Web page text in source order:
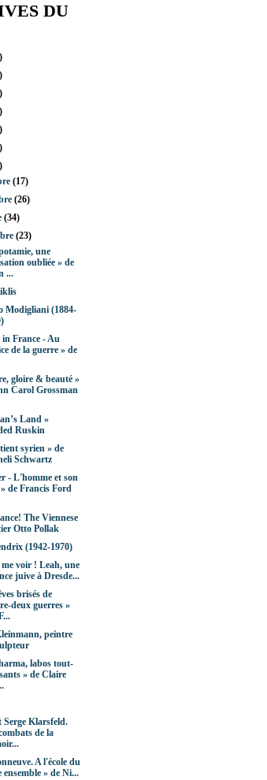
DU
(17)
(26)
(34)
(23)
une
oubliée » de
...
Modigliani (1884-
in France - Au
de la guerre » de
gloire & beauté »
Carol Grossman
Land »
Ruskin
syrien » de
Schwartz
- L'homme et son
de Francis Ford
The Viennese
Otto Pollak
(1942-1970)
me voir ! Leah, une
juive à Dresde...
brisés de
deux guerres »
peintre
labos tout-
» de Claire
Serge Klarsfeld.
de la
A l'école du
ensemble » de Ni...